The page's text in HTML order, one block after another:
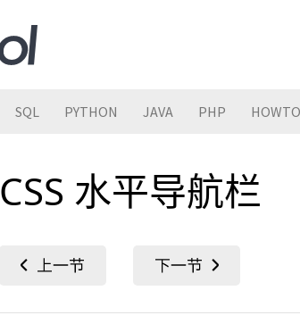
SQL PYTHON JAVA PHP HOWTO
CSS 水平导航栏